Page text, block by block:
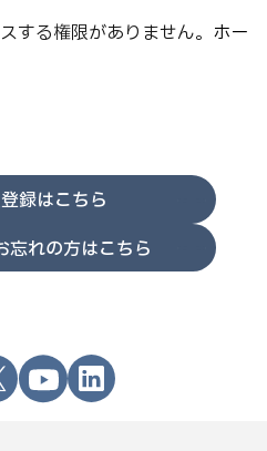
する権限がありません。 ホー
録はこちら
忘れの方はこちら